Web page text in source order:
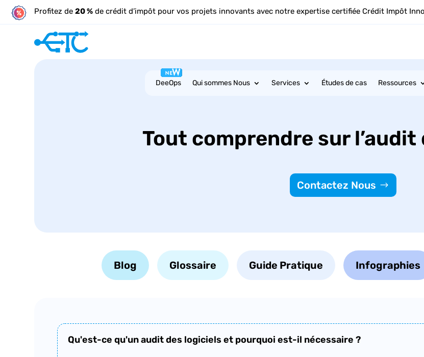
Profitez de20 % de crédit d’impôt pour vos projets innovants avec notre expertise certifiée Crédit Impôt
DeeOps Qui sommes Nous Services Études de cas Ressources
Tout comprendre sur
Contactez Nous
Blog Glossaire Guide Pratique Infographies
Qu'est-ce qu'un audit des logiciels et pourquoi est-il nécessaire ?